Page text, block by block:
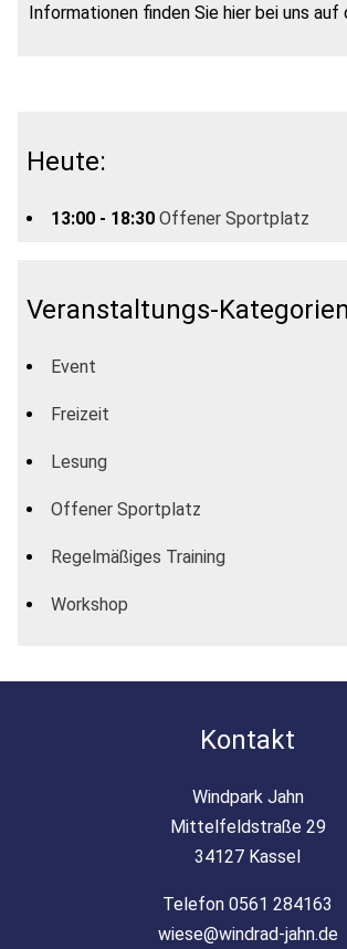
Informationen finden Sie hier bei uns auf
Heute:
13:00 - 18:30 Offener Sportplatz
Veranstaltungs-Kategorien
Event
Freizeit
Lesung
Offener Sportplatz
Regelmäßiges Training
Workshop
Kontakt
Windpark Jahn
Mittelfeldstraße 29
34127 Kassel
Telefon 0561 284163
wiese@windrad-jahn.de